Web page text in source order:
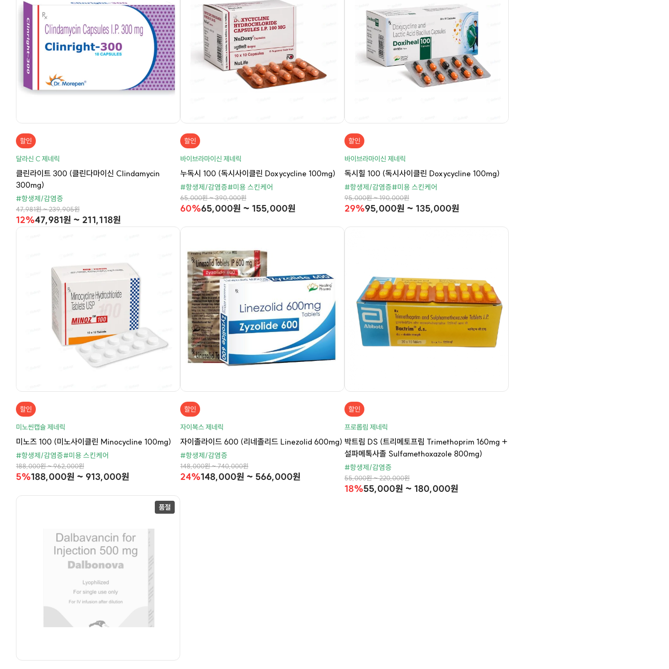
할인
달라신 C 제네릭
클린라이트 300 (클린다마이신 Clindamycin
300mg)
#항생제/감염증
47,981원 ~ 239,905원
12%47,981원 ~ 211,118원
할인
바이브라마이신 제네릭
누독시 100 (독시사이클린 Doxycycline 100mg)
#항생제/감염증#미용 스킨케어
65,000원 ~ 390,000원
60%65,000원 ~ 155,000원
할인
바이브라마이신 제네릭
독시힐 100 (독시사이클린 Doxycycline 100mg)
#항생제/감염증#미용 스킨케어
95,000원 ~ 190,000원
29%95,000원 ~ 135,000원
할인
미노씬캡슐 제네릭
미노즈 100 (미노사이클린 Minocycline 100mg)
#항생제/감염증#미용 스킨케어
188,000원 ~ 962,000원
5%188,000원 ~ 913,000원
할인
자이복스 제네릭
자이졸라이드 600 (리네졸리드 Linezolid 600mg)
#항생제/감염증
148,000원 ~ 740,000원
24%148,000원 ~ 566,000원
할인
프로롭림 제네릭
박트림 DS (트리메토프림 Trimethoprim 160mg +
설파메톡사졸 Sulfamethoxazole 800mg)
#항생제/감염증
55,000원 ~ 220,000원
18%55,000원 ~ 180,000원